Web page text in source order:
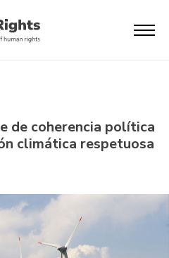
de coherencia política
climática respetuosa